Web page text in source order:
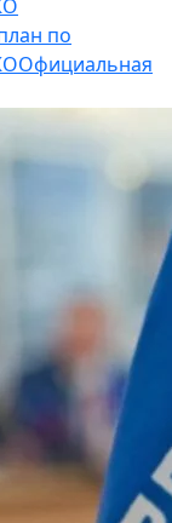
по
Официальная